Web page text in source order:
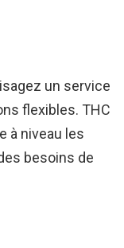
un service
flexibles. THC
à niveau les
besoins de